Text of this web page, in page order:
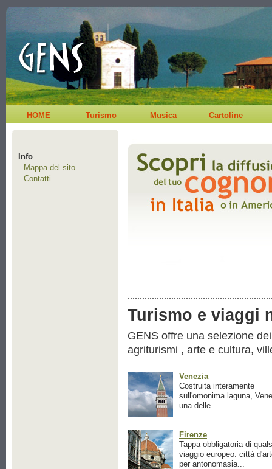
HOME Turismo Musica Cartoline
Info
Mappa del sito
Contatti
Turismo e viaggi
GENS offre una selezione
agriturismi , arte e cultura,
Venezia
Costruita interamente
sull'omonima laguna,
una delle...
Firenze
Tappa obbligatoria di
viaggio europeo: città
per antonomasia...